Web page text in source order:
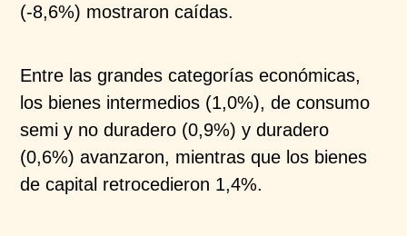
(-8,6%) mostraron caídas.
Entre las grandes categorías económicas,
los bienes intermedios (1,0%), de consumo
semi y no duradero (0,9%) y duradero
(0,6%) avanzaron, mientras que los bienes
de capital retrocedieron 1,4%.